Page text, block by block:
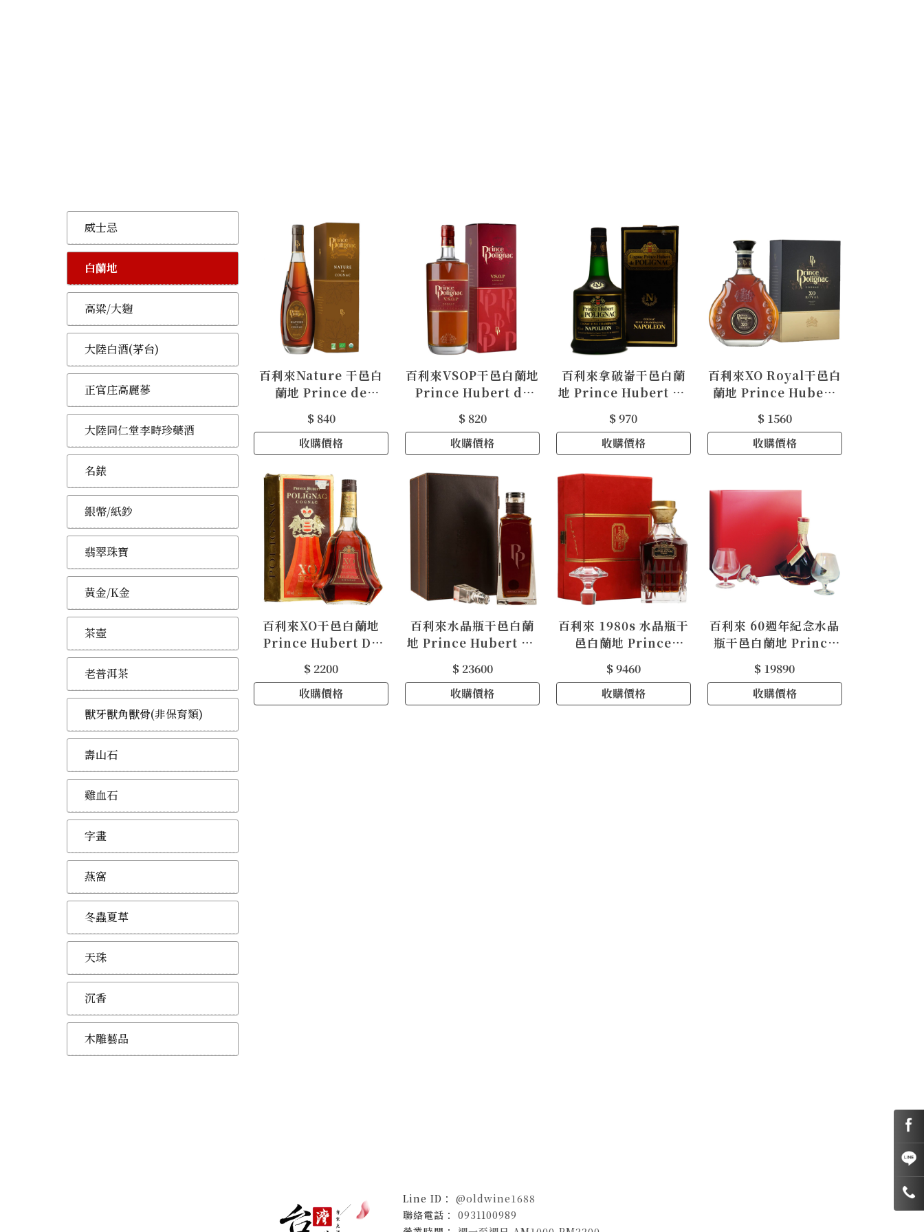
威士忌
白蘭地
高粱/大麴
大陸白酒(茅台)
正官庄高麗蔘
大陸同仁堂李時珍藥酒
名錶
銀幣/紙鈔
翡翠珠寶
黃金/K金
茶壺
老普洱茶
獸牙獸角獸骨(非保育類)
壽山石
雞血石
字畫
燕窩
冬蟲夏草
天珠
沉香
木雕藝品
百利來Nature 干邑白
蘭地 Prince de
Nature de Cognac
$ 840
收購價格
百利來VSOP干邑白蘭地
Prince Hubert de
Cognac
$ 820
收購價格
百利來拿破崙干邑白蘭
地 Prince Hubert de
Cognac
$ 970
收購價格
百利來XO Royal干邑白
蘭地 Prince Hubert
Royal Cognac
$ 1560
收購價格
百利來XO干邑白蘭地
Prince Hubert De
$ 2200
收購價格
百利來水晶瓶干邑白蘭
地 Prince Hubert de
du Prince Cognac
$ 23600
收購價格
百利來 1980s 水晶瓶干
邑白蘭地 Prince
Cognac 1980s
Cristal
$ 9460
收購價格
百利來 60週年紀念水晶
瓶干邑白蘭地 Prince
60th Anniversary
Gra
$ 19890
收購價格
@oldwine1688
0931100989